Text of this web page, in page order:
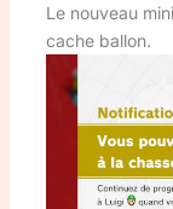
Le nouveau
cache ballon.